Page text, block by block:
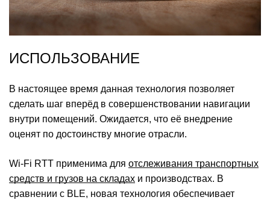
ИСПОЛЬЗОВАНИЕ
В настоящее время данная технология позволяет
сделать шаг вперёд в совершенствовании навигации
внутри помещений. Ожидается, что её внедрение
оценят по достоинству многие отрасли.
Wi-Fi RTT применима для отслеживания транспортных
средств и грузов на складах и производствах. В
сравнении с BLE, новая технология обеспечивает